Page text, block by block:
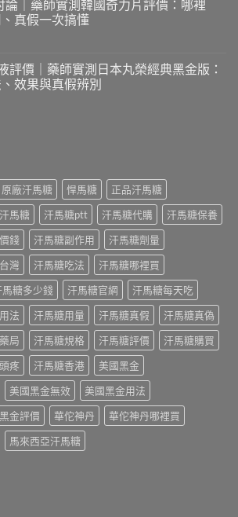
論｜藥師實測韓國奇力片評價：哪裡
真假一次搞懂
評價｜藥師實測日本丸榮經典黑金版：
效果與真假辨別
原廠汗馬糖 悍馬糖
正品汗馬糖
汗馬糖 汗馬糖ptt 汗馬糖代購
汗馬糖保養
錢 汗馬糖副作用
汗馬糖劑量
灣 汗馬糖吃法
汗馬糖哪裡買
馬糖多少錢 汗馬糖官網
汗馬糖每天吃
法 汗馬糖用量 汗馬糖真假
汗馬糖真偽
局 汗馬糖規格 汗馬糖評價
汗馬糖購買
疼 汗馬糖香港
美國黑金
美國黑金無效
美國黑金用法
金評價 華佗神丹
華佗神丹哪裡買
馬來西亞汗馬糖